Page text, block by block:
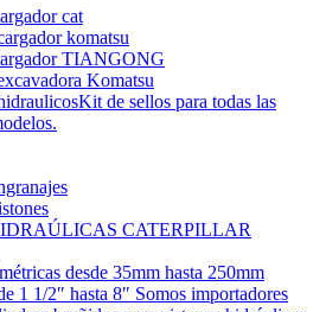
cat
komatsu
TIANGONG
Komatsu
Kit de sellos para todas las
CATERPILLAR
desde 35mm hasta 250mm
1 1/2″ hasta 8″ Somos importadores